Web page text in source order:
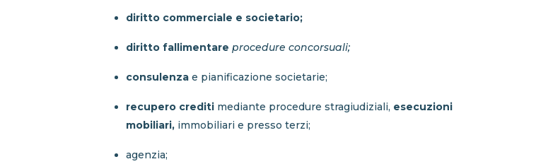
diritto commerciale e societario;
diritto fallimentare procedure concorsuali;
consulenza e pianificazione societarie;
recupero crediti mediante procedure stragiudiziali, esecuzioni
mobiliari, immobiliari e presso terzi;
agenzia;